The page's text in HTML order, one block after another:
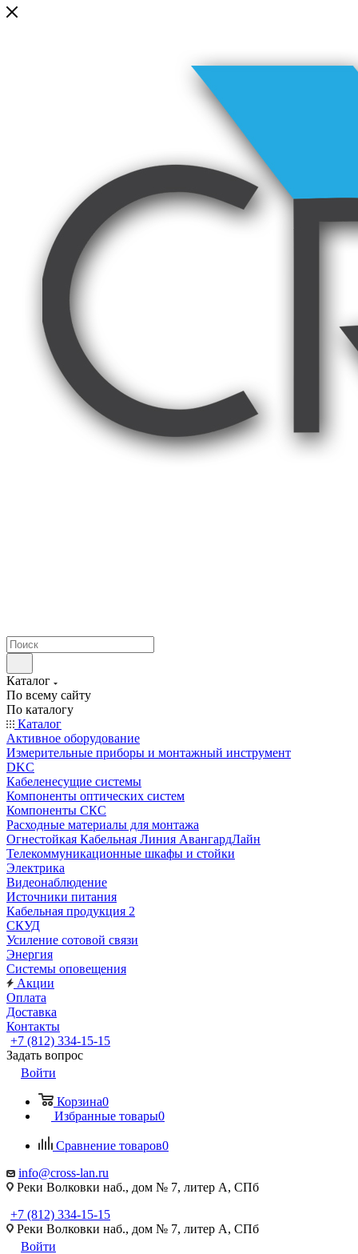
Каталог
По всему сайту
По каталогу
Каталог
Активное оборудование
Измерительные приборы и монтажный инструмент
DKC
Кабеленесущие системы
Компоненты оптических систем
Компоненты СКС
Расходные материалы для монтажа
Огнестойкая Кабельная Линия АвангардЛайн
Телекоммуникационные шкафы и стойки
Электрика
Видеонаблюдение
Источники питания
Кабельная продукция 2
СКУД
Усиление сотовой связи
Энергия
Системы оповещения
Акции
Оплата
Доставка
Контакты
+7 (812) 334-15-15
Задать вопрос
Войти
Корзина0
Избранные товары0
Сравнение товаров0
info@cross-lan.ru
Реки Волковки наб., дом № 7, литер А, СПб
+7 (812) 334-15-15
Реки Волковки наб., дом № 7, литер А, СПб
Войти